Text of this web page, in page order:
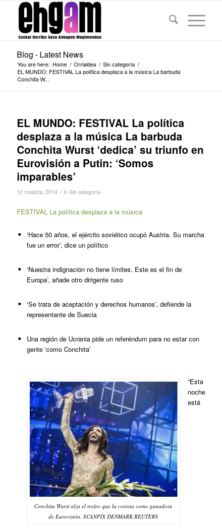
Blog - Latest News
You are here: Home / Orrialdea / Sin categoría /
EL MUNDO: FESTIVAL La política desplaza a la música La barbuda
Conchita W...
EL MUNDO: FESTIVAL La política
desplaza a la música La barbuda
Conchita Wurst ‘dedica’ su triunfo en
Eurovisión a Putin: ‘Somos
imparables’
12 maiatza, 2014 / in Sin categoría
FESTIVAL La política desplaza a la música
‘Hace 50 años, el ejército soviético ocupó Austria. Su marcha
fue un error’, dice un político
‘Nuestra indignación no tiene límites. Este es el fin de
Europa’, añade otro dirigente ruso
‘Se trata de aceptación y derechos humanos’, defiende la
representante de Suecia
Una región de Ucrania pide un referéndum para no estar con
gente ‘como Conchita’
Conchita Wurst alza el trofeo que la corona como ganadora
de Eurovisión. SCANPIX DENMARK REUTERS
“Esta
noche
está